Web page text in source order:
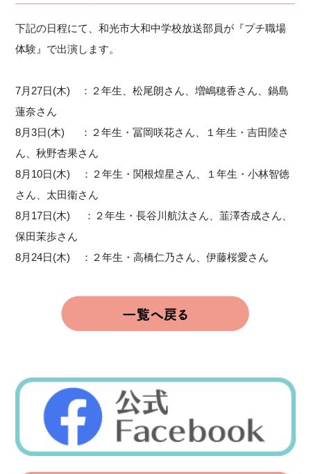
下記の日程にて、和光市大和中学校放送部員が『プチ職場
体験』で出演します。
7月27日(木) ：２年生、松尾朗さん、増嶋穂香さん、鍋島
蓮奈さん
8月3日(木) ：２年生・冨岡咲花さん、１年生・吉田陸さ
ん、秋野杏果さん
8月10日(木) ：２年生・関根煌星さん、１年生・小林智徳
さん、太田衞さん
8月17日(木) ：２年生・長谷川航汰さん、韮澤杏成さん、
保田茉歩さん
8月24日(木) ：２年生・高橋仁乃さん、伊藤桜愛さん